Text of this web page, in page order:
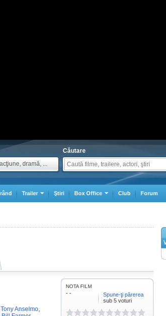
dramă, ...
Căutare
Trailer Ştiri Box Office Club Forum
Tony Anselmo,
NOTA FILM
- -
Spune-ţi părerea
sub 5 voturi